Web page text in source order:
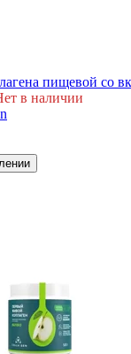
пищевой со
в наличии